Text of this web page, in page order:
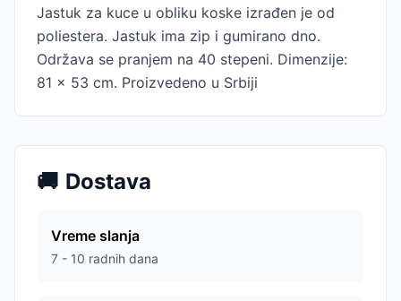
Jastuk za kuce u obliku koske izrađen je od
poliestera. Jastuk ima zip i gumirano dno.
Održava se pranjem na 40 stepeni. Dimenzije:
81 x 53 cm. Proizvedeno u Srbiji
🚚 Dostava
Vreme slanja
7 - 10 radnih dana